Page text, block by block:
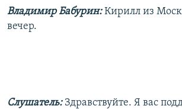
Владимир Бабурин:Кирилл из
вечер.
Слушатель: Здравствуйте. Я вас